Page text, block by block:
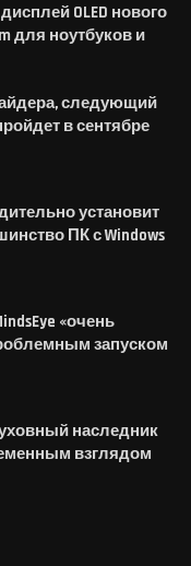
OLED нового
для ноутбуков и
следующий
в сентябре
установит
ПК с Windows
«очень
запуском
наследник
взглядом